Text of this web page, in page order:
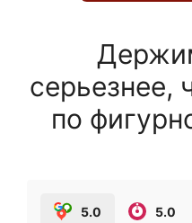
серьезнее,
по
5.0 5.0